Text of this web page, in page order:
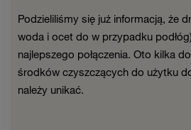
Podzieliliśmy się już informacją, że
woda i ocet do w przypadku
najlepszego połączenia. Oto kilka
środków czyszczących do użytku
należy unikać.